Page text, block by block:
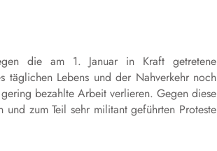
die am 1. Januar in Kraft getretene
täglichen Lebens und der Nahverkehr noch
bezahlte Arbeit verlieren. Gegen diese
zum Teil sehr militant geführten Proteste